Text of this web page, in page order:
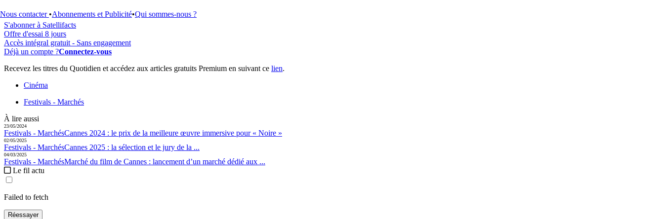
Nous contacter •Abonnements et Publicité•Qui sommes-nous ?
S'abonner à Satellifacts
Offre d'essai 8 jours
Accès intégral gratuit - Sans engagement
Déjà un compte ?Connectez-vous
Recevez les titres du Quotidien et accédez aux articles gratuits Premium en suivant ce lien.
Cinéma
Festivals - Marchés
À lire aussi
23/05/2024
Festivals - MarchésCannes 2024 : le prix de la meilleure œuvre immersive pour « Noire »
02/05/2025
Festivals - MarchésCannes 2025 : la sélection et le jury de la ...
04/03/2025
Festivals - MarchésMarché du film de Cannes : lancement d’un marché dédié aux ...
Le fil actu
Failed to fetch
Réessayer